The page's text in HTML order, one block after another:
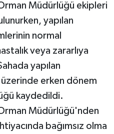
Müdürlüğü ekipleri
yapılan
normal
veya zararlıya
yapılan
erken dönem
kaydedildi.
Müdürlüğü'nden
bağımsız olma